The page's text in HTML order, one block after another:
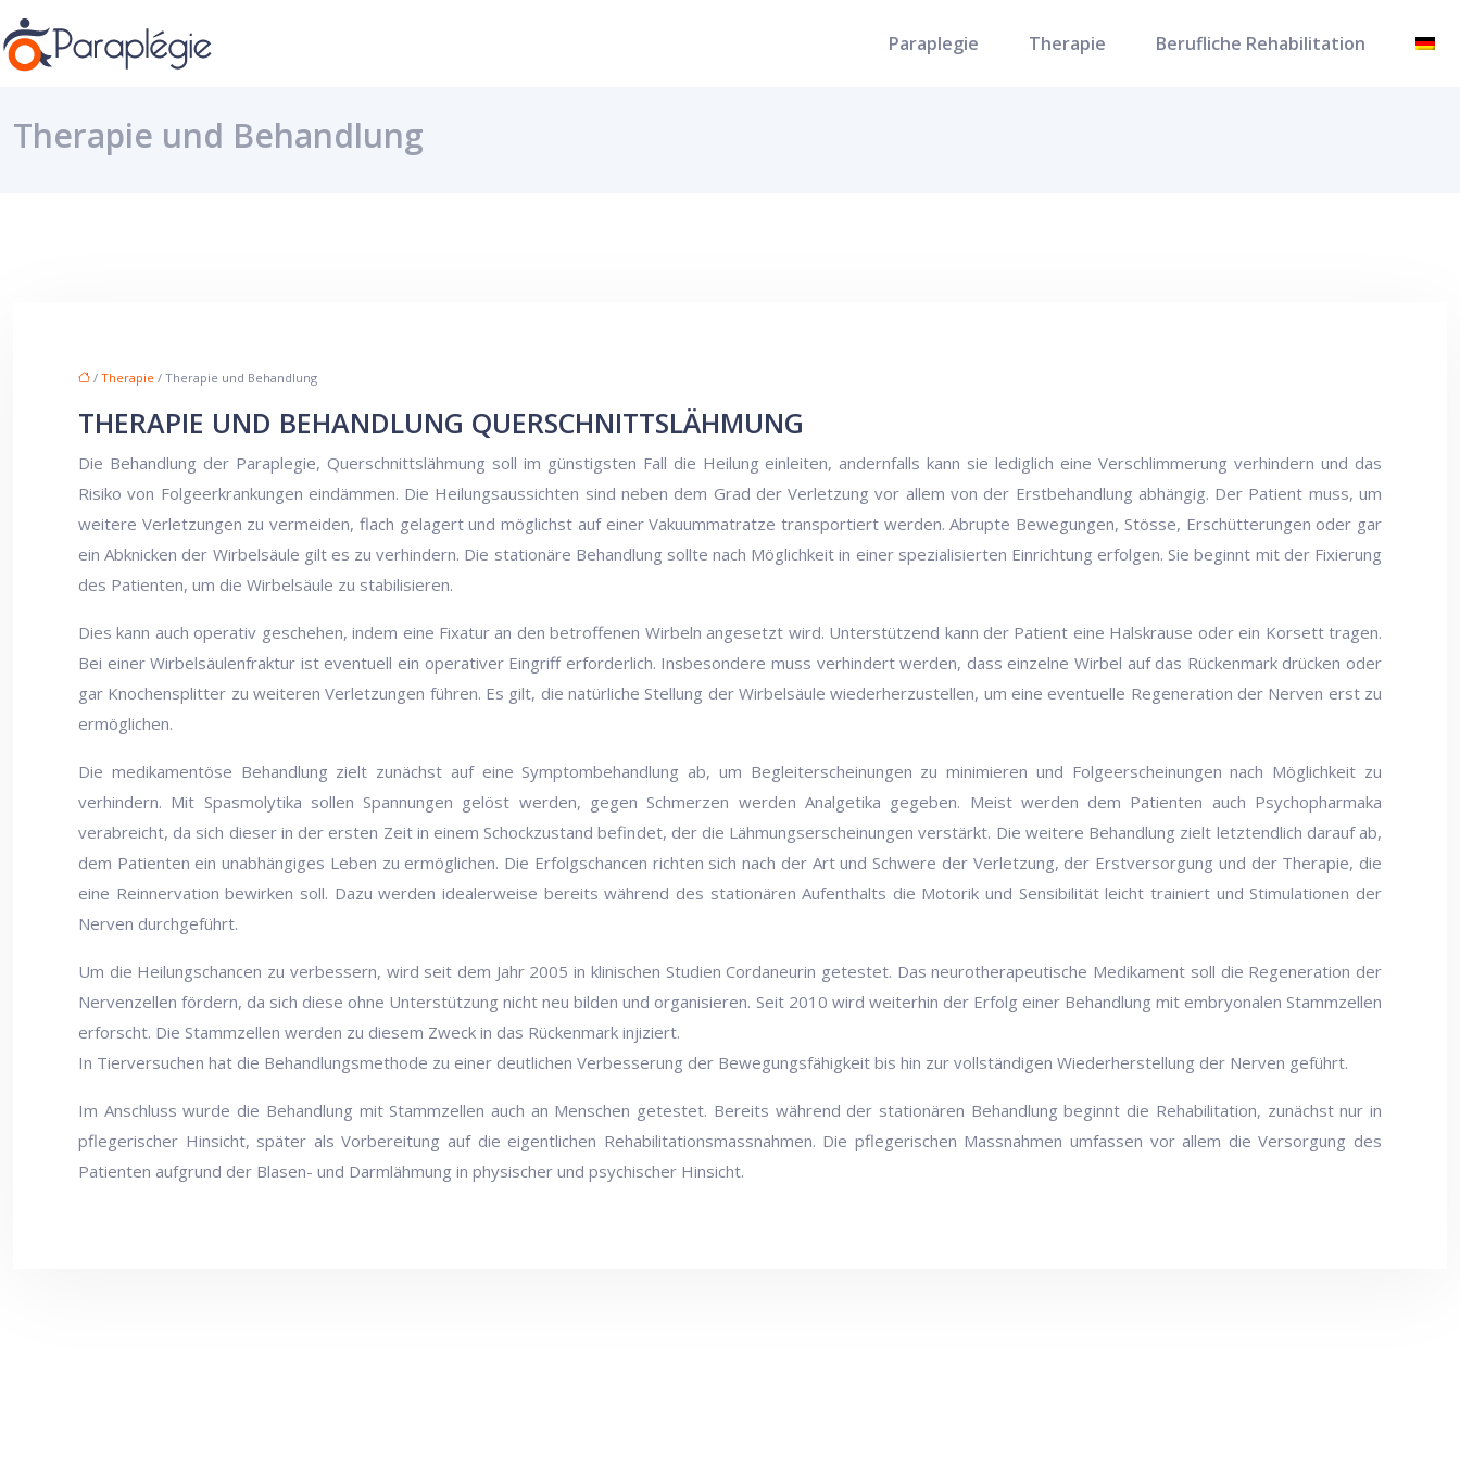
Paraplegie Therapie Berufliche Rehabilitation
Therapie und Behandlung
/ Therapie / Therapie und Behandlung
THERAPIE UND BEHANDLUNG QUERSCHNITTSLÄHMUNG
Die Behandlung der Paraplegie, Querschnittslähmung soll im günstigsten Fall die Heilung einleiten, andernfalls kann sie lediglich eine Verschlimmerung verhindern und das
Risiko von Folgeerkrankungen eindämmen. Die Heilungsaussichten sind neben dem Grad der Verletzung vor allem von der Erstbehandlung abhängig. Der Patient muss, um
weitere Verletzungen zu vermeiden, flach gelagert und möglichst auf einer Vakuummatratze transportiert werden. Abrupte Bewegungen, Stösse, Erschütterungen oder gar
ein Abknicken der Wirbelsäule gilt es zu verhindern. Die stationäre Behandlung sollte nach Möglichkeit in einer spezialisierten Einrichtung erfolgen. Sie beginnt mit der Fixierung
des Patienten, um die Wirbelsäule zu stabilisieren.
Dies kann auch operativ geschehen, indem eine Fixatur an den betroffenen Wirbeln angesetzt wird. Unterstützend kann der Patient eine Halskrause oder ein Korsett tragen.
Bei einer Wirbelsäulenfraktur ist eventuell ein operativer Eingriff erforderlich. Insbesondere muss verhindert werden, dass einzelne Wirbel auf das Rückenmark drücken oder
gar Knochensplitter zu weiteren Verletzungen führen. Es gilt, die natürliche Stellung der Wirbelsäule wiederherzustellen, um eine eventuelle Regeneration der Nerven erst zu
ermöglichen.
Die medikamentöse Behandlung zielt zunächst auf eine Symptombehandlung ab, um Begleiterscheinungen zu minimieren und Folgeerscheinungen nach Möglichkeit zu
verhindern. Mit Spasmolytika sollen Spannungen gelöst werden, gegen Schmerzen werden Analgetika gegeben. Meist werden dem Patienten auch Psychopharmaka
verabreicht, da sich dieser in der ersten Zeit in einem Schockzustand befindet, der die Lähmungserscheinungen verstärkt. Die weitere Behandlung zielt letztendlich darauf ab,
dem Patienten ein unabhängiges Leben zu ermöglichen. Die Erfolgschancen richten sich nach der Art und Schwere der Verletzung, der Erstversorgung und der Therapie, die
eine Reinnervation bewirken soll. Dazu werden idealerweise bereits während des stationären Aufenthalts die Motorik und Sensibilität leicht trainiert und Stimulationen der
Nerven durchgeführt.
Um die Heilungschancen zu verbessern, wird seit dem Jahr 2005 in klinischen Studien Cordaneurin getestet. Das neurotherapeutische Medikament soll die Regeneration der
Nervenzellen fördern, da sich diese ohne Unterstützung nicht neu bilden und organisieren. Seit 2010 wird weiterhin der Erfolg einer Behandlung mit embryonalen Stammzellen
erforscht. Die Stammzellen werden zu diesem Zweck in das Rückenmark injiziert.
In Tierversuchen hat die Behandlungsmethode zu einer deutlichen Verbesserung der Bewegungsfähigkeit bis hin zur vollständigen Wiederherstellung der Nerven geführt.
Im Anschluss wurde die Behandlung mit Stammzellen auch an Menschen getestet. Bereits während der stationären Behandlung beginnt die Rehabilitation, zunächst nur in
pflegerischer Hinsicht, später als Vorbereitung auf die eigentlichen Rehabilitationsmassnahmen. Die pflegerischen Massnahmen umfassen vor allem die Versorgung des
Patienten aufgrund der Blasen- und Darmlähmung in physischer und psychischer Hinsicht.